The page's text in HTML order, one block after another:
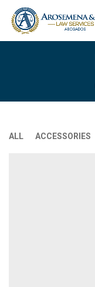
ALL ACCESSORIES